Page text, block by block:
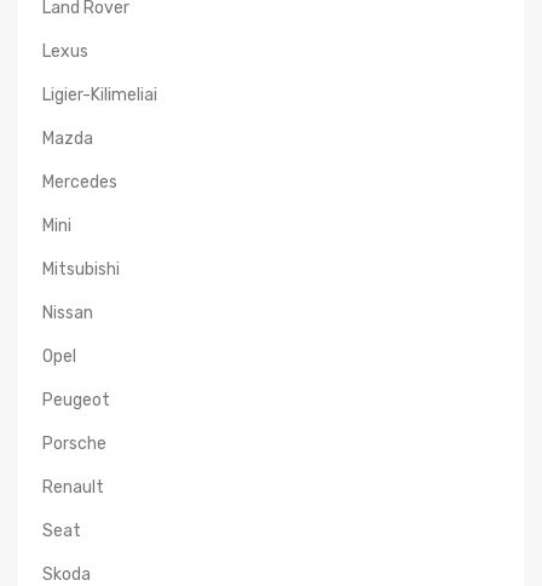
Land Rover
Lexus
Ligier-Kilimeliai
Mazda
Mercedes
Mini
Mitsubishi
Nissan
Opel
Peugeot
Porsche
Renault
Seat
Skoda